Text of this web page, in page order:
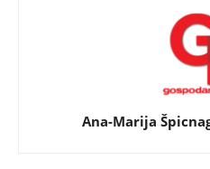
Ana-Marija